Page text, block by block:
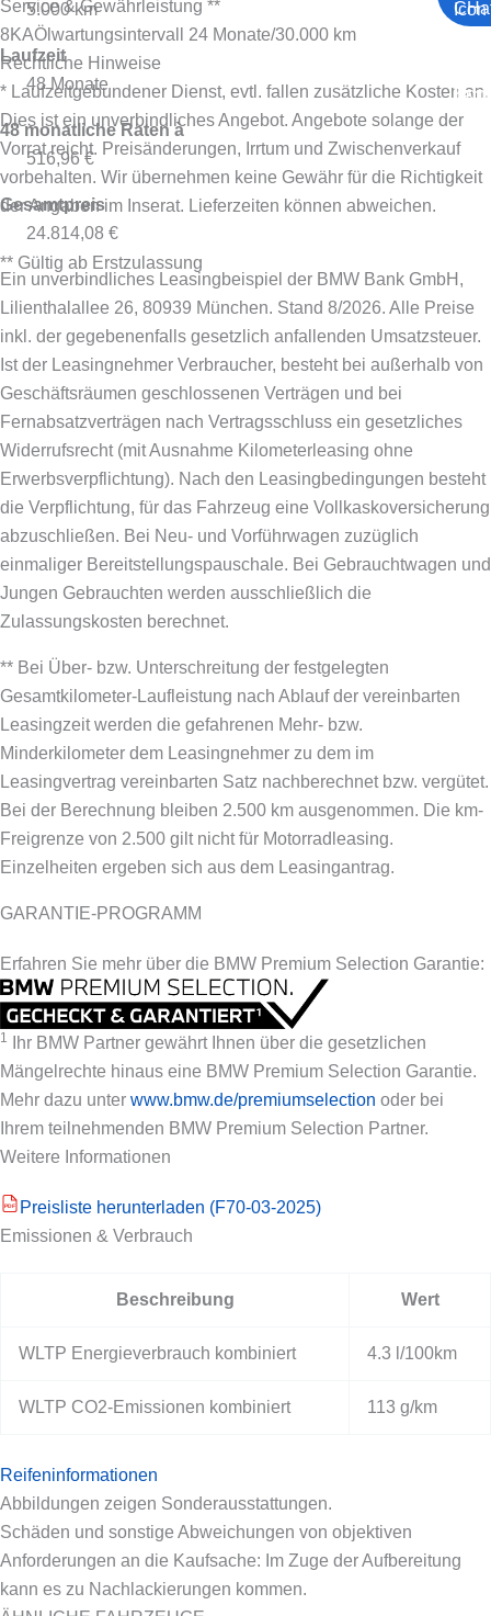
Service & Gewährleistung **
8KAÖlwartungsintervall 24 Monate/30.000 km
Rechtliche Hinweise
* Laufzeitgebundener Dienst, evtl. fallen zusätzliche Kosten an.
Dies ist ein unverbindliches Angebot. Angebote solange der
Vorrat reicht. Preisänderungen, Irrtum und Zwischenverkauf
vorbehalten. Wir übernehmen keine Gewähr für die Richtigkeit
der Angaben im Inserat. Lieferzeiten können abweichen.
** Gültig ab Erstzulassung
5.000 km
Laufzeit
48 Monate
48 monatliche Raten à
516,96 €
Gesamtpreis
24.814,08 €
Ein unverbindliches Leasingbeispiel der BMW Bank GmbH,
Lilienthalallee 26, 80939 München. Stand 8/2026. Alle Preise
inkl. der gegebenenfalls gesetzlich anfallenden Umsatzsteuer.
Ist der Leasingnehmer Verbraucher, besteht bei außerhalb von
Geschäftsräumen geschlossenen Verträgen und bei
Fernabsatzverträgen nach Vertragsschluss ein gesetzliches
Widerrufsrecht (mit Ausnahme Kilometerleasing ohne
Erwerbsverpflichtung). Nach den Leasingbedingungen besteht
die Verpflichtung, für das Fahrzeug eine Vollkaskoversicherung
abzuschließen. Bei Neu- und Vorführwagen zuzüglich
einmaliger Bereitstellungspauschale. Bei Gebrauchtwagen und
Jungen Gebrauchten werden ausschließlich die
Zulassungskosten berechnet.
** Bei Über- bzw. Unterschreitung der festgelegten
Gesamtkilometer-Laufleistung nach Ablauf der vereinbarten
Leasingzeit werden die gefahrenen Mehr- bzw.
Minderkilometer dem Leasingnehmer zu dem im
Leasingvertrag vereinbarten Satz nachberechnet bzw. vergütet.
Bei der Berechnung bleiben 2.500 km ausgenommen. Die km-
Freigrenze von 2.500 gilt nicht für Motorradleasing.
Einzelheiten ergeben sich aus dem Leasingantrag.
GARANTIE-PROGRAMM
Erfahren Sie mehr über die BMW Premium Selection Garantie:
1
Ihr BMW Partner gewährt Ihnen über die gesetzlichen
Mängelrechte hinaus eine BMW Premium Selection Garantie.
Mehr dazu unter www.bmw.de/premiumselection oder bei
Ihrem teilnehmenden BMW Premium Selection Partner.
Weitere Informationen
PDF
Preisliste herunterladen (F70-03-2025)
Emissionen & Verbrauch
Beschreibung Wert
WLTP Energieverbrauch kombiniert 4.3 l/100km
WLTP CO2-Emissionen kombiniert 113 g/km
Reifeninformationen
Abbildungen zeigen Sonderausstattungen.
Schäden und sonstige Abweichungen von objektiven
Anforderungen an die Kaufsache: Im Zuge der Aufbereitung
kann es zu Nachlackierungen kommen.